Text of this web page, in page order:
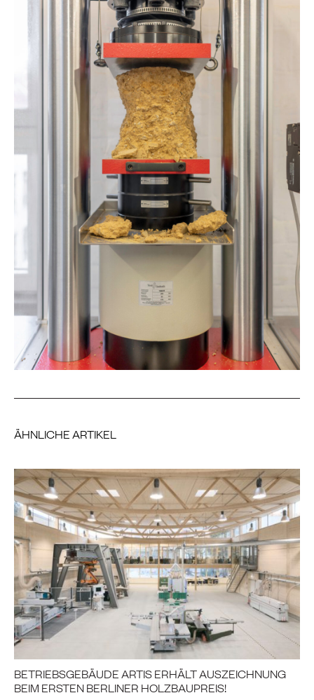
ÄHNLICHE ARTIKEL
BETRIEBSGEBÄUDE ARTIS ERHÄLT AUSZEICHNUNG
BEIM ERSTEN BERLINER HOLZBAUPREIS!